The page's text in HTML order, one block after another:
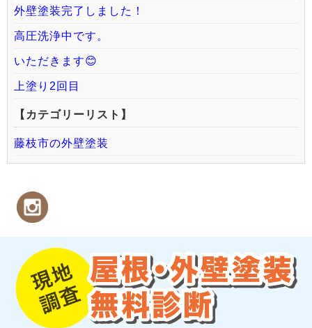
外壁塗装完了しました！
高圧洗浄中です。
いただきます😊
上塗り2回目
【カテゴリーリスト】
藤枝市の外壁塗装